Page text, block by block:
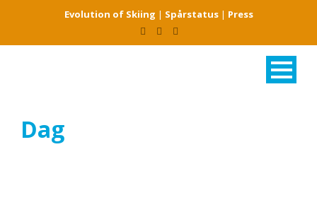
Evolution of Skiing | Spårstatus| Press
Dag